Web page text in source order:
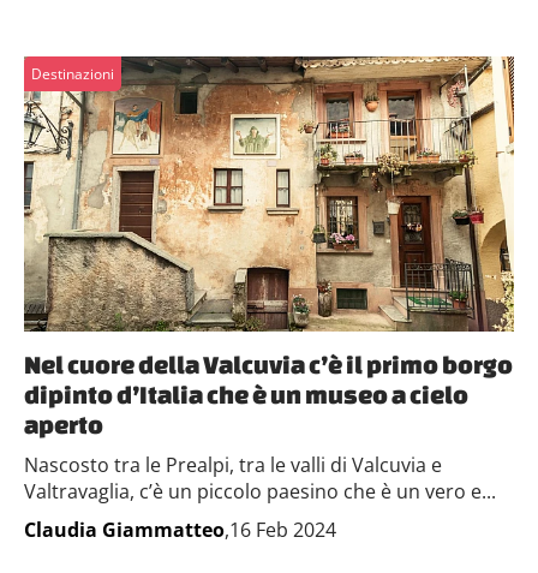
Destinazioni
Nel cuore della Valcuvia c’è il primo borgo
dipinto d’Italia che è un museo a cielo
aperto
Nascosto tra le Prealpi, tra le valli di Valcuvia e
Valtravaglia, c’è un piccolo paesino che è un vero e...
Claudia Giammatteo,16 Feb 2024